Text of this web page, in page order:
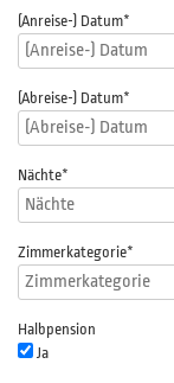
(Anreise-) Datum*
(Abreise-) Datum*
Nächte*
Zimmerkategorie*
Halbpension
Ja